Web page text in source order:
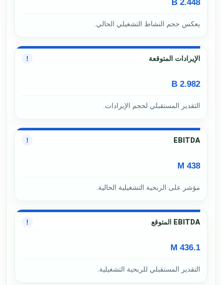
2.448 B
يعكس حجم النشاط التشغيلي الحالي.
الإيرادات المتوقعة !
2.982 B
التقدير المستقبلي لحجم الإيرادات.
EBITDA
!
438 M
مؤشر على الربحية التشغيلية الحالية.
EBITDA المتوقع !
436.1 M
التقدير المستقبلي للربحية التشغيلية.